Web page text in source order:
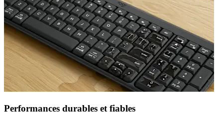
Performances durables et fiables